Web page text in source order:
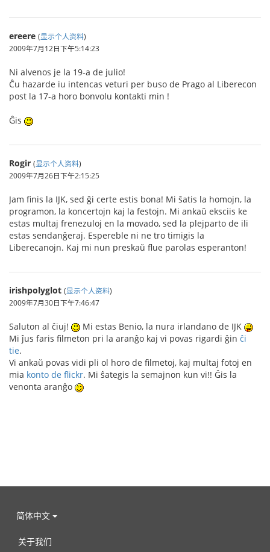
ereere (显示个人资料)
2009年7月12日下午5:14:23
Ni alvenos je la 19-a de julio!
Ĉu hazarde iu intencas veturi per buso de Prago al Liberecon
post la 17-a horo bonvolu kontakti min !
Ĝis
Rogir (显示个人资料)
2009年7月26日下午2:15:25
Jam finis la IJK, sed ĝi certe estis bona! Mi ŝatis la homojn, la
programon, la koncertojn kaj la festojn. Mi ankaŭ eksciis ke
estas multaj frenezuloj en la movado, sed la plejparto de ili
estas sendanĝeraj. Espereble ni ne tro timigis la
Liberecanojn. Kaj mi nun preskaŭ flue parolas esperanton!
irishpolyglot (显示个人资料)
2009年7月30日下午7:46:47
Saluton al ĉiuj!
Mi estas Benio, la nura irlandano de IJK
Mi ĵus faris filmeton pri la aranĝo kaj vi povas rigardi ĝin ĉi
tie.
Vi ankaŭ povas vidi pli ol horo de filmetoj, kaj multaj fotoj en
mia konto de flickr. Mi ŝategis la semajnon kun vi!! Ĝis la
venonta aranĝo
简体中文
关于我们